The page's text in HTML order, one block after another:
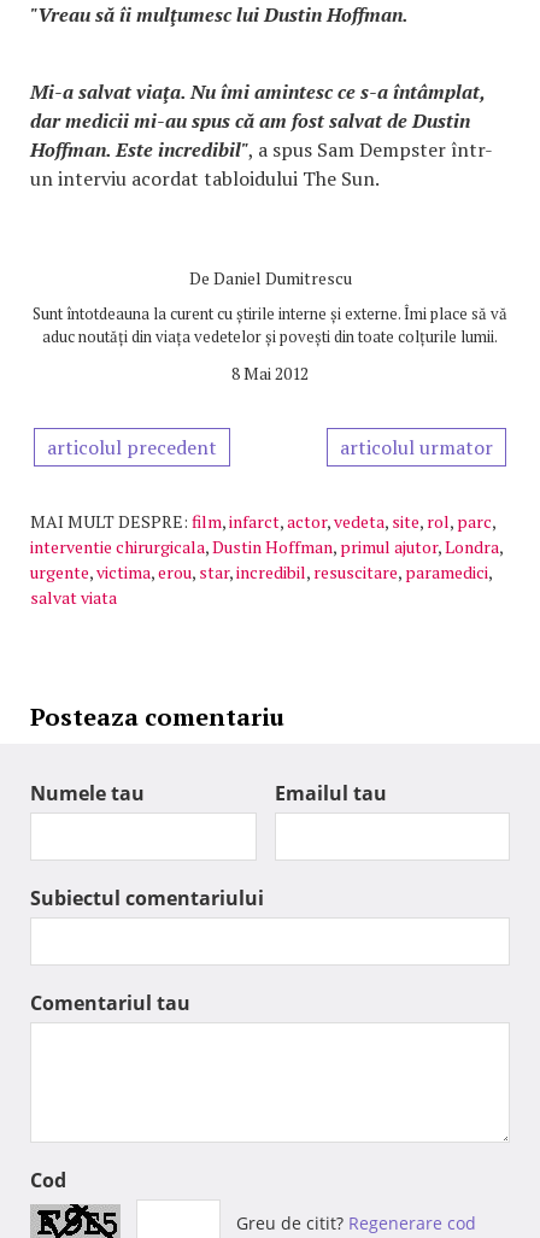
"Vreau să îi mulţumesc lui Dustin Hoffman.
Mi-a salvat viaţa. Nu îmi amintesc ce s-a întâmplat,
dar medicii mi-au spus că am fost salvat de Dustin
Hoffman. Este incredibil", a spus Sam Dempster într-
un interviu acordat tabloidului The Sun.
De Daniel Dumitrescu
Sunt întotdeauna la curent cu știrile interne și externe. Îmi place să vă
aduc noutăți din viața vedetelor și povești din toate colțurile lumii.
8 Mai 2012
articolul precedent articolul urmator
MAI MULT DESPRE: film,infarct,actor,vedeta, site, rol, parc,
interventie chirurgicala,Dustin Hoffman, primul ajutor,Londra,
urgente,victima,erou, star,incredibil, resuscitare, paramedici,
salvat viata
Posteaza comentariu
Numele tau Emailul tau
Subiectul comentariului
Comentariul tau
Cod
Greu de citit? Regenerare cod